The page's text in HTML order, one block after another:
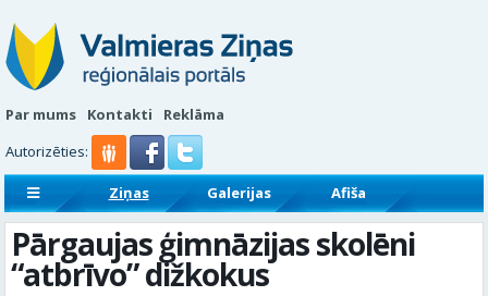
Par mums Kontakti
Reklāma
Autorizēties:
Ziņas Galerijas
Afiša
Sludinājumi
Reklāmraksti
Pārgaujas ģimnāzijas skolēni
“atbrīvo” dižkokus